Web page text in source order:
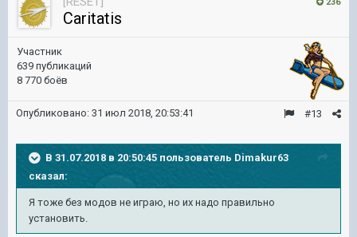
Caritatis
Участник
639 публикаций
8 770 боёв
#13
Опубликовано: 31 июл 2018, 20:53:41
В 31.07.2018 в 20:50:45 пользователь Dimakur63
сказал:
Я тоже без модов не играю, но их надо правильно
установить.